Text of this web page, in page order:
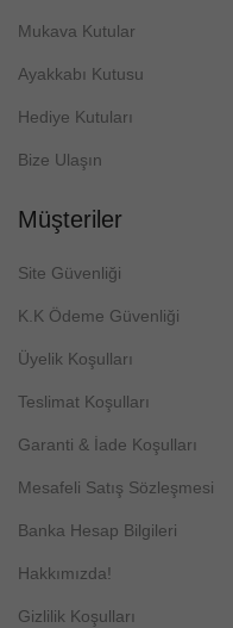
Mukava Kutular
Ayakkabı Kutusu
Hediye Kutuları
Bize Ulaşın
Müşteriler
Site Güvenliği
K.K Ödeme Güvenliği
Üyelik Koşulları
Teslimat Koşulları
Garanti & İade Koşulları
Mesafeli Satış Sözleşmesi
Banka Hesap Bilgileri
Hakkımızda!
Gizlilik Koşulları